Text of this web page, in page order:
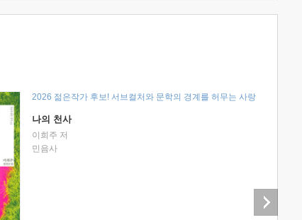
2026 젊은작가 후보! 서브컬처와 문학의 경계를 허무는 사랑
나의 천사
이희주 저
민음사